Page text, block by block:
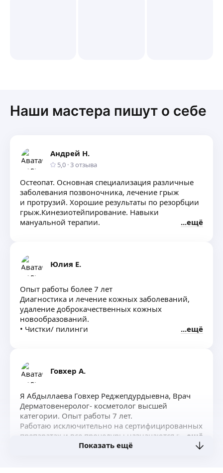
Наши мастера пишут о себе
Андрей Н.
5,0 ·3отзыва
Остеопат. Основная специализация различные
заболевания позвоночника, лечение грыж
и протрузий. Хорошие результаты по резорбции
грыж.Кинезиотейпирование. Навыки
мануальной терапии.
ещё
Юлия Е.
Опыт работы более 7 лет
Диагностика и лечение кожных заболеваний,
удаление доброкачественных кожных
новообразований.
• Чистки/ пилинги
• Биоревитализация; Биорепарация
• Плазмотерапия;
• Аппаратная косметология (прессотерапия, RF-
лифтинг, электромиостимуляция)
• Хиджама
•Фотоэпиляция
•Лазерная шлифовка
•Лазерная эпиляция на аппарате Palomar Vectus
ещё
Говхер А.
Я Абдыллаева Говхер Реджепдурдыевна, Врач
Дерматовенеролог- косметолог высшей
категории. Опыт работы 7 лет.
Работаю исключительно на сертифицированных
препаратах и все процедуры назначаются после
очной консультации.
ещё
Показать ещё